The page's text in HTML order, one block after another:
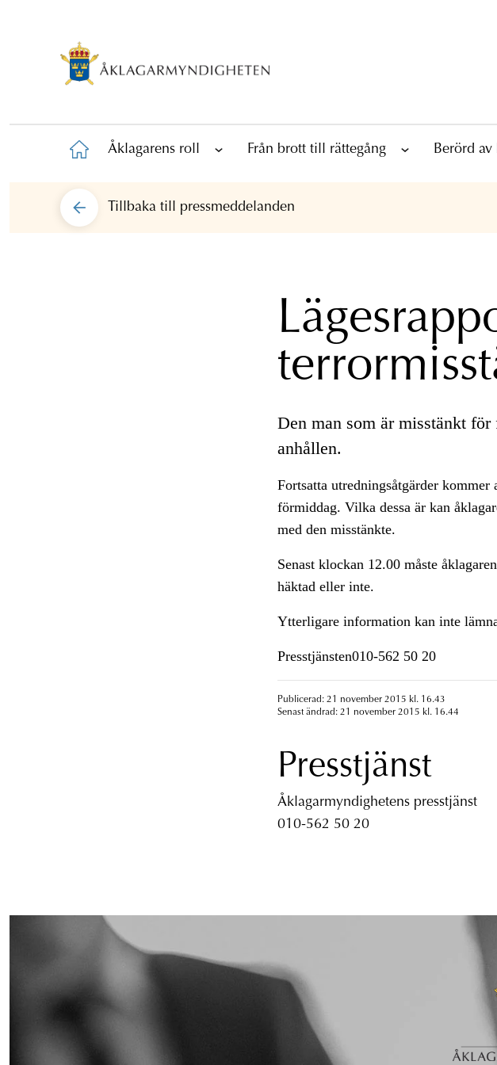
Åklagarens roll Från brott till rättegång Berörd av
Tillbaka till pressmeddelanden
Den man som är misstänkt
anhållen.
Fortsatta utredningsåtgärder kommer
förmiddag. Vilka dessa är kan
med den misstänkte.
Senast klockan 12.00 måste
häktad eller inte.
Ytterligare information kan inte
Presstjänsten010-562 50 20
Publicerad: 21 november 2015 kl. 16.43
Senast ändrad: 21 november 2015 kl. 16.44
Presstjänst
Åklagarmyndighetens presstjänst
010-562 50 20